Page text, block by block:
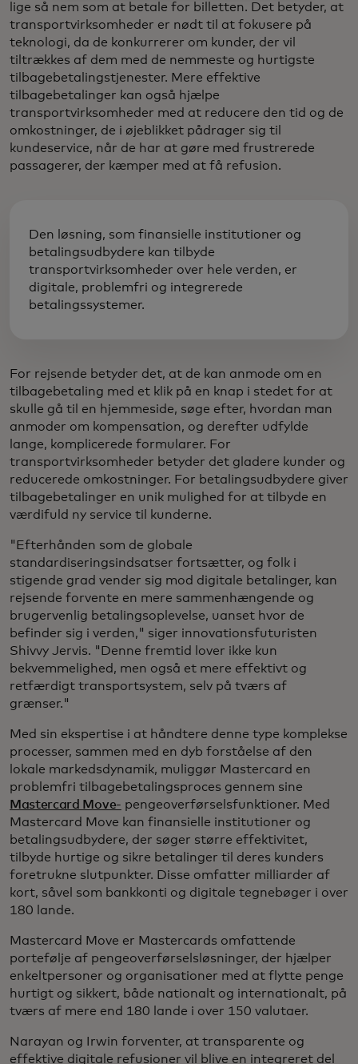
lige så nem som at betale for billetten. Det betyder, at
transportvirksomheder er nødt til at fokusere på
teknologi, da de konkurrerer om kunder, der vil
tiltrækkes af dem med de nemmeste og hurtigste
tilbagebetalingstjenester. Mere effektive
tilbagebetalinger kan også hjælpe
transportvirksomheder med at reducere den tid og de
omkostninger, de i øjeblikket pådrager sig til
kundeservice, når de har at gøre med frustrerede
passagerer, der kæmper med at få refusion.
Den løsning, som finansielle institutioner og
betalingsudbydere kan tilbyde
transportvirksomheder over hele verden, er
digitale, problemfri og integrerede
betalingssystemer.
For rejsende betyder det, at de kan anmode om en
tilbagebetaling med et klik på en knap i stedet for at
skulle gå til en hjemmeside, søge efter, hvordan man
anmoder om kompensation, og derefter udfylde
lange, komplicerede formularer. For
transportvirksomheder betyder det gladere kunder og
reducerede omkostninger. For betalingsudbydere giver
tilbagebetalinger en unik mulighed for at tilbyde en
værdifuld ny service til kunderne.
"Efterhånden som de globale
standardiseringsindsatser fortsætter, og folk i
stigende grad vender sig mod digitale betalinger, kan
rejsende forvente en mere sammenhængende og
brugervenlig betalingsoplevelse, uanset hvor de
befinder sig i verden," siger innovationsfuturisten
Shivvy Jervis. "Denne fremtid lover ikke kun
bekvemmelighed, men også et mere effektivt og
retfærdigt transportsystem, selv på tværs af
grænser."
Med sin ekspertise i at håndtere denne type komplekse
processer, sammen med en dyb forståelse af den
lokale markedsdynamik, muliggør Mastercard en
problemfri tilbagebetalingsproces gennem sine
Mastercard Move- pengeoverførselsfunktioner. Med
Mastercard Move kan finansielle institutioner og
betalingsudbydere, der søger større effektivitet,
tilbyde hurtige og sikre betalinger til deres kunders
foretrukne slutpunkter. Disse omfatter milliarder af
kort, såvel som bankkonti og digitale tegnebøger i over
180 lande.
Mastercard Move er Mastercards omfattende
portefølje af pengeoverførselsløsninger, der hjælper
enkeltpersoner og organisationer med at flytte penge
hurtigt og sikkert, både nationalt og internationalt, på
tværs af mere end 180 lande i over 150 valutaer.
Narayan og Irwin forventer, at transparente og
effektive digitale refusioner vil blive en integreret del